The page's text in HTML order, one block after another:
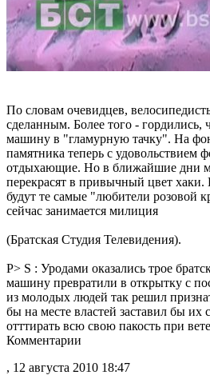
По словам очевидцев,
сделанным. Более того - гордились,
машину в "гламурную тачку". На
памятника теперь с удовольствием
отдыхающие. Но в ближайшие дни
перекрасят в привычный цвет хаки.
будут те самые "любители розовой
сейчас занимается милиция
(Братская Студия Телевидения).
P> S : Уродами оказались трое
машину превратили в открытку с
из молодых людей так решил
бы на месте властей заставил бы
отттирать всю свою пакость при
Комментарии
, 12 августа 2010 18:47